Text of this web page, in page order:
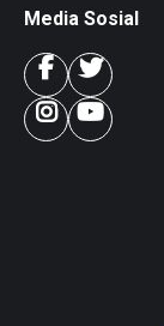
Media Sosial